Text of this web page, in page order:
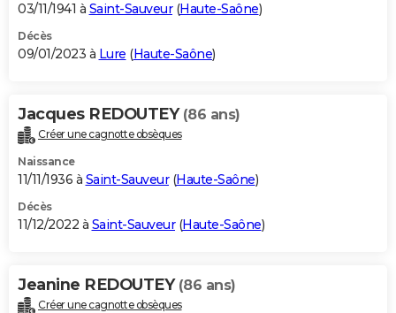
03/11/1941 à Saint-Sauveur(Haute-Saône)
Décès
09/01/2023 à Lure (Haute-Saône)
Jacques REDOUTEY (86 ans)
Créer une cagnotte obsèques
Naissance
11/11/1936 à Saint-Sauveur(Haute-Saône)
Décès
11/12/2022 à Saint-Sauveur(Haute-Saône)
Jeanine REDOUTEY (86 ans)
Créer une cagnotte obsèques